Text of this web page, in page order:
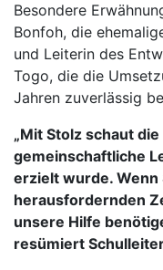
Besondere
Bonfoh, die
und Leiterin des
Togo, die die
Jahren zuverlässig
„Mit Stolz schaut
gemeinschaftliche
erzielt wurde. Wenn
herausfordernden
unsere Hilfe
resümiert